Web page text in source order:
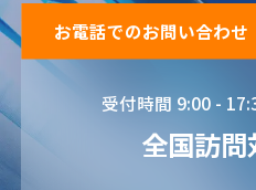
お電話でのお問い合わせ
受付時間 9:00 -
全国訪